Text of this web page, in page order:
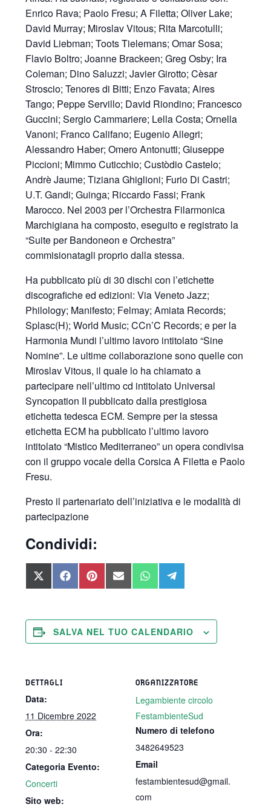
Enrico Rava; Paolo Fresu; A Filetta; Oliver Lake;
David Murray; Miroslav Vitous; Rita Marcotulli;
David Liebman; Toots Tielemans; Omar Sosa;
Flavio Boltro; Joanne Brackeen; Greg Osby; Ira
Coleman; Dino Saluzzi; Javier Girotto; Cèsar
Stroscio; Tenores di Bitti; Enzo Favata; Aires
Tango; Peppe Servillo; David Riondino; Francesco
Guccini; Sergio Cammariere; Lella Costa; Ornella
Vanoni; Franco Califano; Eugenio Allegri;
Alessandro Haber; Omero Antonutti; Giuseppe
Piccioni; Mimmo Cuticchio; Custòdio Castelo;
Andrè Jaume; Tiziana Ghiglioni; Furio Di Castri;
U.T. Gandi; Guinga; Riccardo Fassi; Frank
Marocco. Nel 2003 per l’Orchestra Filarmonica
Marchigiana ha composto, eseguito e registrato la
“Suite per Bandoneon e Orchestra”
commisionatagli proprio dalla stessa.
Ha pubblicato più di 30 dischi con l’etichette
discografiche ed edizioni: Via Veneto Jazz;
Philology; Manifesto; Felmay; Amiata Records;
Splasc(H); World Music; CCn’C Records; e per la
Harmonia Mundi l’ultimo lavoro intitolato “Sine
Nomine”. Le ultime collaborazione sono quelle con
Miroslav Vitous, il quale lo ha chiamato a
partecipare nell’ultimo cd intitolato Universal
Syncopation II pubblicato dalla prestigiosa
etichetta tedesca ECM. Sempre per la stessa
etichetta ECM ha pubblicato l’ultimo lavoro
intitolato “Mistico Mediterraneo” un opera condivisa
con il gruppo vocale della Corsica A Filetta e Paolo
Fresu.
Presto il partenariato dell’iniziativa e le modalità di
partecipazione
Condividi:
SHARE
ON
SHARE
ON
SHARE
ON
SHARE
ON
SHARE
ON
SHARE
ON
SALVA NEL TUO CALENDARIO
DETTAGLI
Data:
11 Dicembre 2022
Ora:
20:30 - 22:30
Categoria Evento:
Concerti
Sito web:
ORGANIZZATORE
Legambiente circolo
FestambienteSud
Numero di telefono
3482649523
Email
festambientesud@gmail.
com